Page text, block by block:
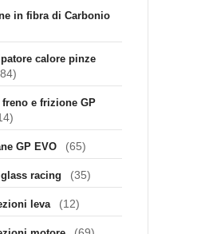
in fibra di Carbonio
calore pinze
freno e frizione GP
GP EVO (65)
racing (35)
leva (12)